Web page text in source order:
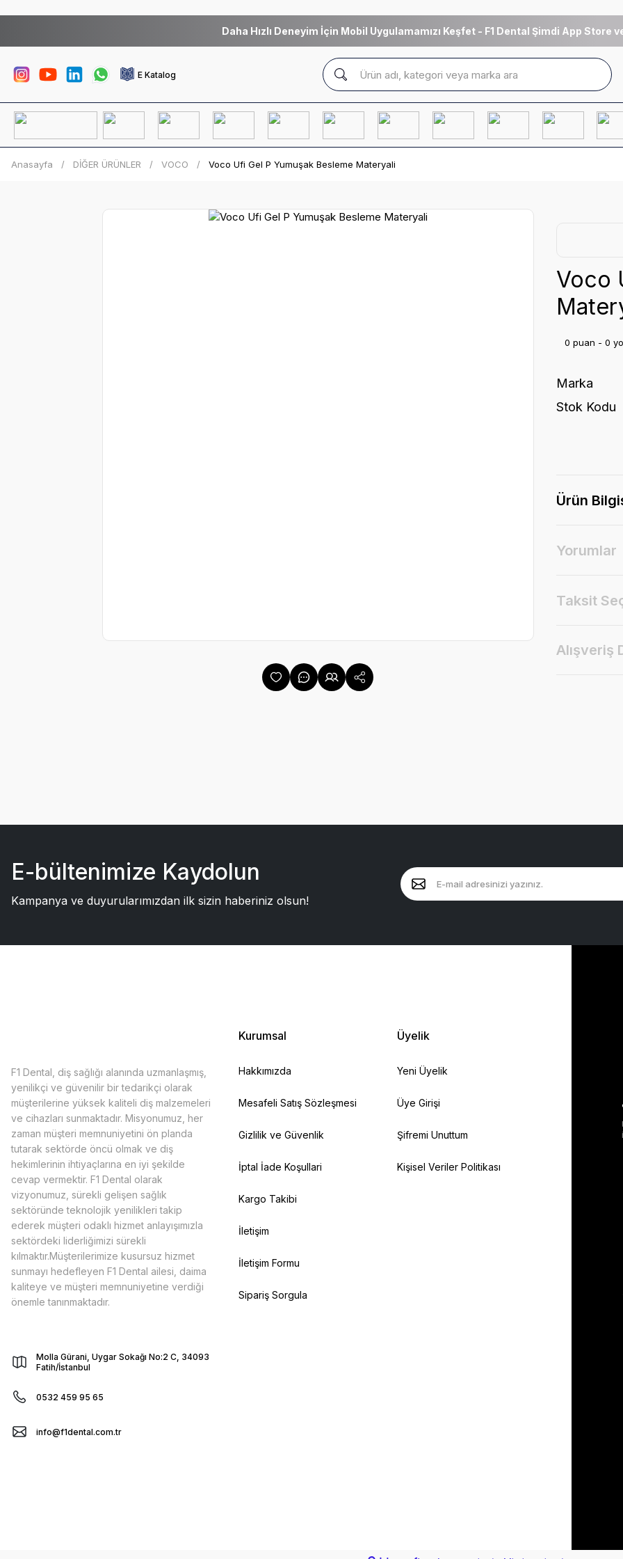
Daha Hızlı Deneyim İçin Mobil Uygulamamızı Keşfet - F1 Dental Şimdi App Store
E Katalog
Anasayfa DİĞER ÜRÜNLER VOCO Voco Ufi Gel P Yumuşak Besleme Materyali
Voco
0 puan - 0
Marka
Stok Kodu
Ürün
Yorumlar
Taksit
Alışveriş
E-bültenimize Kaydolun
Kampanya ve duyurularımızdan ilk sizin haberiniz olsun!
F1 Dental, diş sağlığı alanında uzmanlaşmış,
yenilikçi ve güvenilir bir tedarikçi olarak
müşterilerine yüksek kaliteli diş malzemeleri
ve cihazları sunmaktadır. Misyonumuz, her
zaman müşteri memnuniyetini ön planda
tutarak sektörde öncü olmak ve diş
hekimlerinin ihtiyaçlarına en iyi şekilde
cevap vermektir. F1 Dental olarak
vizyonumuz, sürekli gelişen sağlık
sektöründe teknolojik yenilikleri takip
ederek müşteri odaklı hizmet anlayışımızla
sektördeki liderliğimizi sürekli
kılmaktır.Müşterilerimize kusursuz hizmet
sunmayı hedefleyen F1 Dental ailesi, daima
kaliteye ve müşteri memnuniyetine verdiği
önemle tanınmaktadır.
Molla Gürani, Uygar Sokağı No:2 C, 34093
Fatih/İstanbul
0532 459 95 65
info@f1dental.com.tr
Kurumsal
Hakkımızda
Mesafeli Satış Sözleşmesi
Gizlilik ve Güvenlik
İptal İade Koşullari
Kargo Takibi
İletişim
İletişim Formu
Sipariş Sorgula
Üyelik
Yeni Üyelik
Üye Girişi
Şifremi Unuttum
Kişisel Veriler Politikası